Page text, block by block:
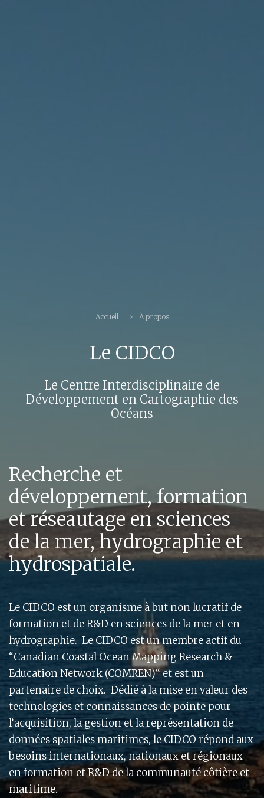
Accueil À propos
Le CIDCO
Le Centre Interdisciplinaire de
Développement en Cartographie des
Océans
Recherche et
développement, formation
et réseautage en sciences
de la mer, hydrographie et
hydrospatiale.
Le CIDCO est un organisme à but non lucratif de
formation et de R&D en sciences de la mer et en
hydrographie. Le CIDCO est un membre actif du
“Canadian Coastal Ocean Mapping Research &
Education Network (COMREN)“ et est un
partenaire de choix. Dédié à la mise en valeur des
technologies et connaissances de pointe pour
l’acquisition, la gestion et la représentation de
données spatiales maritimes, le CIDCO répond aux
besoins internationaux, nationaux et régionaux
en formation et R&D de la communauté côtière et
maritime.